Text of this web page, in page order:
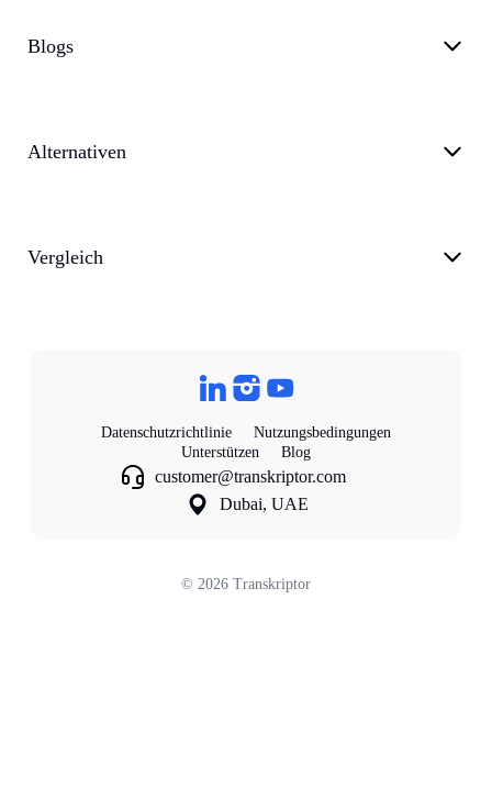
Blogs
Alternativen
Vergleich
Datenschutzrichtlinie
Nutzungsbedingungen
Unterstützen
Blog
customer@transkriptor.com
Dubai, UAE
© 2026 Transkriptor